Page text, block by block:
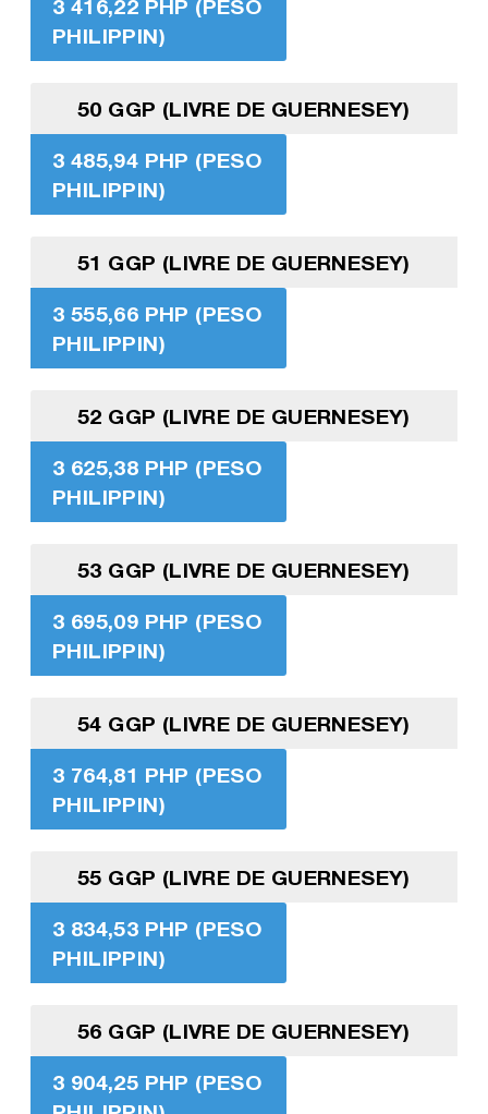
3 416,22 PHP (PESO
PHILIPPIN)
50 GGP (LIVRE DE GUERNESEY)
3 485,94 PHP (PESO
PHILIPPIN)
51 GGP (LIVRE DE GUERNESEY)
3 555,66 PHP (PESO
PHILIPPIN)
52 GGP (LIVRE DE GUERNESEY)
3 625,38 PHP (PESO
PHILIPPIN)
53 GGP (LIVRE DE GUERNESEY)
3 695,09 PHP (PESO
PHILIPPIN)
54 GGP (LIVRE DE GUERNESEY)
3 764,81 PHP (PESO
PHILIPPIN)
55 GGP (LIVRE DE GUERNESEY)
3 834,53 PHP (PESO
PHILIPPIN)
56 GGP (LIVRE DE GUERNESEY)
3 904,25 PHP (PESO